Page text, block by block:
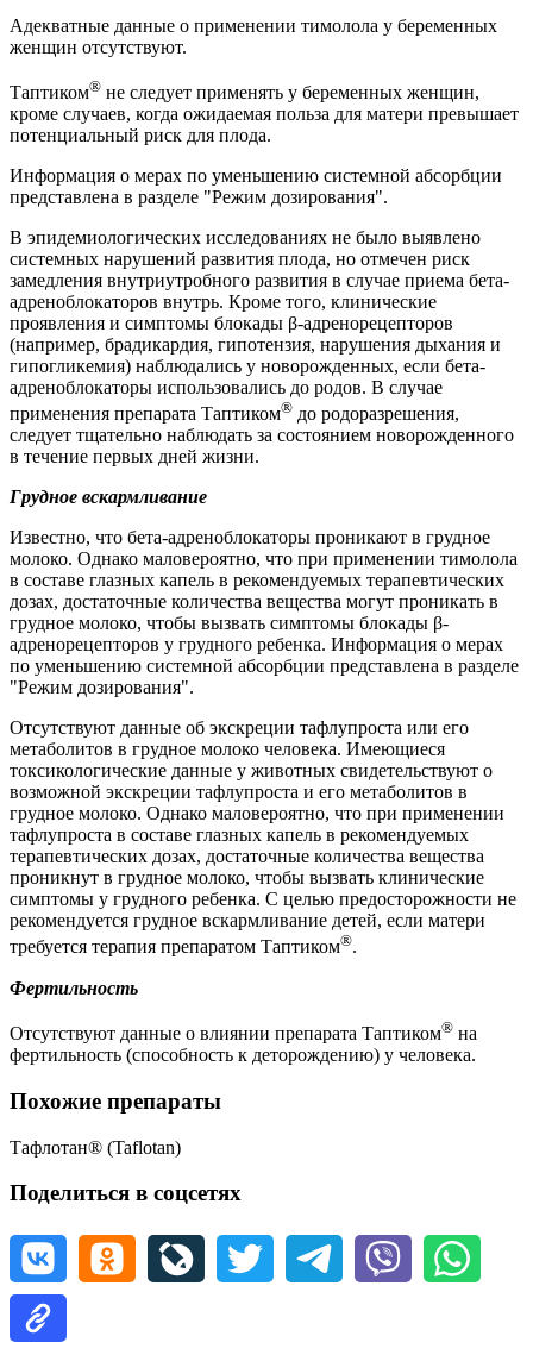
Адекватные данные о применении тимолола у беременных
женщин отсутствуют.
Таптиком® не следует применять у беременных женщин,
кроме случаев, когда ожидаемая польза для матери превышает
потенциальный риск для плода.
Информация о мерах по уменьшению системной абсорбции
представлена в разделе "Режим дозирования".
В эпидемиологических исследованиях не было выявлено
системных нарушений развития плода, но отмечен риск
замедления внутриутробного развития в случае приема бета-
адреноблокаторов внутрь. Кроме того, клинические
проявления и симптомы блокады β-адренорецепторов
(например, брадикардия, гипотензия, нарушения дыхания и
гипогликемия) наблюдались у новорожденных, если бета-
адреноблокаторы использовались до родов. В случае
применения препарата Таптиком® до родоразрешения,
следует тщательно наблюдать за состоянием новорожденного
в течение первых дней жизни.
Грудное вскармливание
Известно, что бета-адреноблокаторы проникают в грудное
молоко. Однако маловероятно, что при применении тимолола
в составе глазных капель в рекомендуемых терапевтических
дозах, достаточные количества вещества могут проникать в
грудное молоко, чтобы вызвать симптомы блокады β-
адренорецепторов у грудного ребенка. Информация о мерах
по уменьшению системной абсорбции представлена в разделе
"Режим дозирования".
Отсутствуют данные об экскреции тафлупроста или его
метаболитов в грудное молоко человека. Имеющиеся
токсикологические данные у животных свидетельствуют о
возможной экскреции тафлупроста и его метаболитов в
грудное молоко. Однако маловероятно, что при применении
тафлупроста в составе глазных капель в рекомендуемых
терапевтических дозах, достаточные количества вещества
проникнут в грудное молоко, чтобы вызвать клинические
симптомы у грудного ребенка. С целью предосторожности не
рекомендуется грудное вскармливание детей, если матери
требуется терапия препаратом Таптиком®.
Фертильность
Отсутствуют данные о влиянии препарата Таптиком® на
фертильность (способность к деторождению) у человека.
Похожие препараты
Тафлотан® (Taflotan)
Поделиться в соцсетях